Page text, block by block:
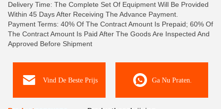
Delivery Time: The Complete Set Of Equipment Will Be Provided
Within 45 Days After Receiving The Advance Payment.
Payment Terms: 40% Of The Contract Amount Is Prepaid; 60% Of
The Contract Amount Is Paid After The Goods Are Inspected And
Approved Before Shipment
Vind De Beste Prijs Ga Nu Praten.